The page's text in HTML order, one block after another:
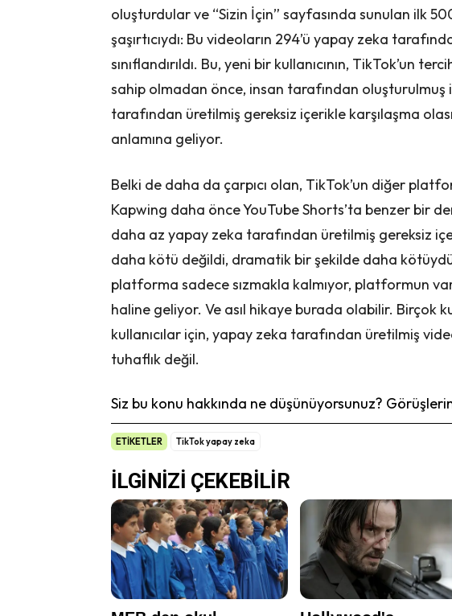
oluşturdular ve “Sizin İçin” sayfasında sunulan ilk
şaşırtıcıydı: Bu videoların 294’ü yapay zeka
sınıflandırıldı. Bu, yeni bir kullanıcının, TikTok’un
sahip olmadan önce, insan tarafından
tarafından üretilmiş gereksiz içerikle karşılaşma
anlamına geliyor.
Belki de daha da çarpıcı olan, TikTok’un diğer
Kapwing daha önce YouTube Shorts’ta benzer bir
daha az yapay zeka tarafından üretilmiş gereksiz
daha kötü değildi, dramatik bir şekilde daha
platforma sadece sızmakla kalmıyor, platformun
haline geliyor. Ve asıl hikaye burada olabilir. Birçok
kullanıcılar için, yapay zeka tarafından üretilmiş
tuhaflık değil.
Siz bu konu hakkında ne düşünüyorsunuz?
ETİKETLER TikTok yapay zeka